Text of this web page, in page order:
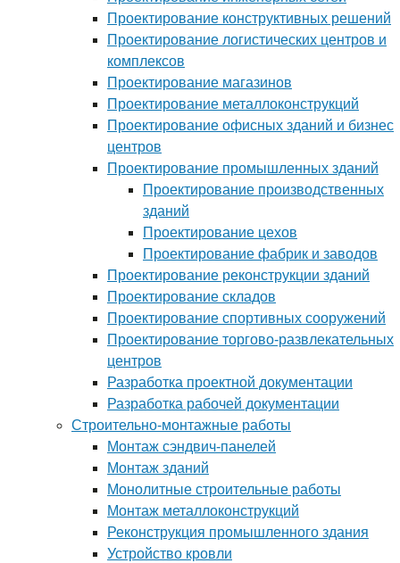
Проектирование конструктивных решений
Проектирование логистических центров и
комплексов
Проектирование магазинов
Проектирование металлоконструкций
Проектирование офисных зданий и бизнес
центров
Проектирование промышленных зданий
Проектирование производственных
зданий
Проектирование цехов
Проектирование фабрик и заводов
Проектирование реконструкции зданий
Проектирование складов
Проектирование спортивных сооружений
Проектирование торгово-развлекательных
центров
Разработка проектной документации
Разработка рабочей документации
Строительно-монтажные работы
Монтаж сэндвич-панелей
Монтаж зданий
Монолитные строительные работы
Монтаж металлоконструкций
Реконструкция промышленного здания
Устройство кровли